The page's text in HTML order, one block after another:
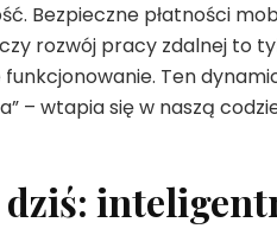
Bezpieczne płatności
rozwój pracy zdalnej to
Ten
– wtapia się w naszą
dziś: